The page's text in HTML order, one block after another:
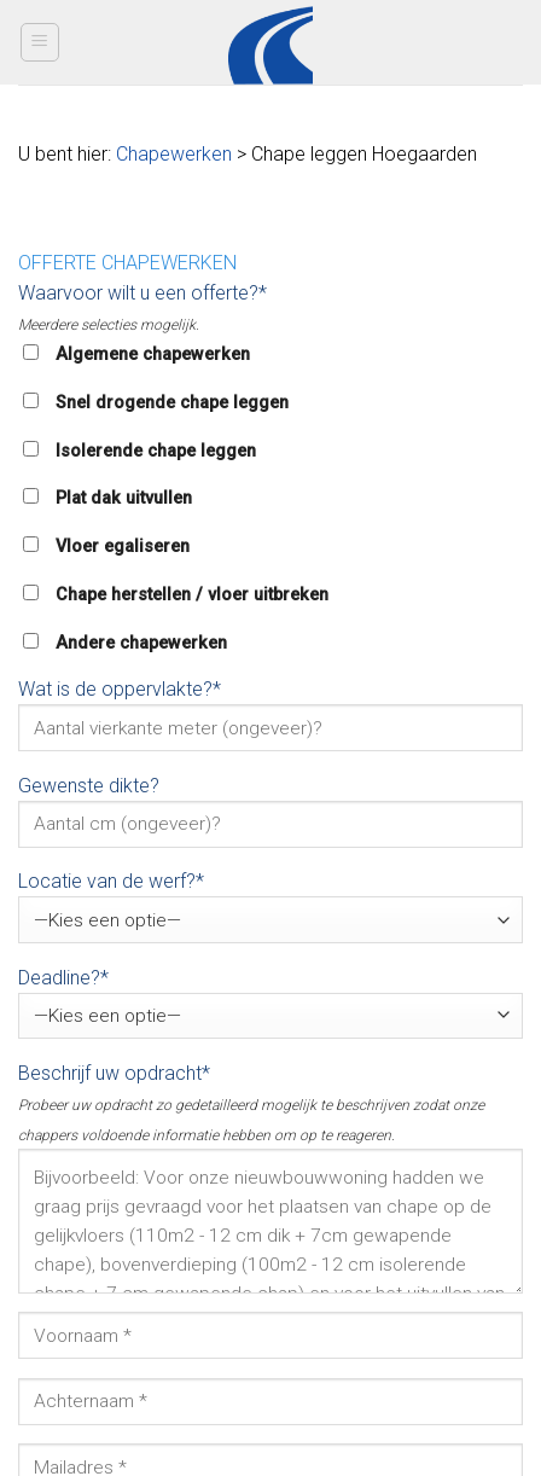
U bent hier: Chapewerken > Chape leggen Hoegaarden
OFFERTE CHAPEWERKEN
Waarvoor wilt u een offerte?*
Meerdere selecties mogelijk.
Algemene chapewerken
Snel drogende chape leggen
Isolerende chape leggen
Plat dak uitvullen
Vloer egaliseren
Chape herstellen / vloer uitbreken
Andere chapewerken
Wat is de oppervlakte?*
Gewenste dikte?
Locatie van de werf?*
Deadline?*
Beschrijf uw opdracht*
Probeer uw opdracht zo gedetailleerd mogelijk te beschrijven zodat onze
chappers voldoende informatie hebben om op te reageren.